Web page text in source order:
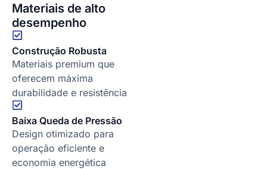
Materiais de alto
desempenho
Construção Robusta
Materiais premium que
oferecem máxima
durabilidade e resistência
Baixa Queda de Pressão
Design otimizado para
operação eficiente e
economia energética